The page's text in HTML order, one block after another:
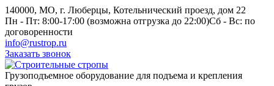
140000, МО, г. Люберцы, Котельнический проезд, дом 22
Пн - Пт: 8:00-17:00 (возможна отгрузка до 22:00)Сб - Вс: по
договоренности
info@rustrop.ru
Заказать звонок
Грузоподъемное оборудование для подъема и крепления